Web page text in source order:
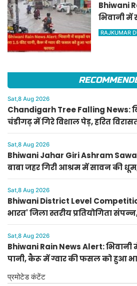
Bhiwani
भिवानी में
पानी, कैरू
RAJKUMAR
Sat,8 Aug 2026
Chandigarh Tree Falling News:
चंडीगढ़ में गिरे विशाल पेड़, हरित
Sat,8 Aug 2026
Bhiwani Jahar Giri Ashram
बाबा जहर गिरी आश्रम में सावन की
पूजा का महत्व
Sat,8 Aug 2026
Bhiwani District Level
भारत' जिला स्तरीय प्रतियोगिता
और पेंटिंग में राशि प्रथम
Sat,8 Aug 2026
Bhiwani Rain News Alert: भिवानी
पानी, कैरू में ग्वार की फसल को हुआ